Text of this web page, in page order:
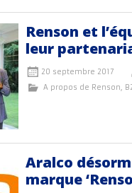
Renson et
leur
20 septembre 2017
A propos de Renson,
Aralco
marque